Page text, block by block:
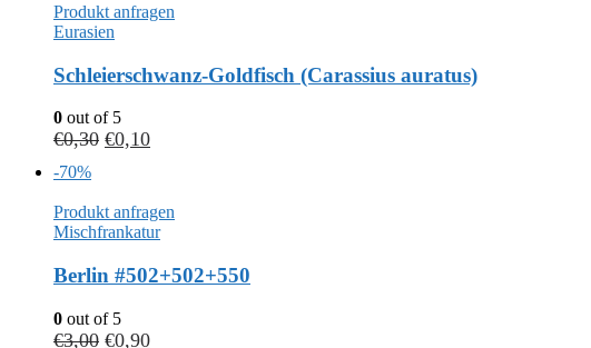
Produkt anfragen
Eurasien
Schleierschwanz-Goldfisch (Carassius auratus)
0 out of 5
€0,30 €0,10
-70%
Produkt anfragen
Mischfrankatur
Berlin #502+502+550
0 out of 5
€3,00 €0,90